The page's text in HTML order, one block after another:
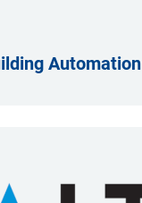
Automation